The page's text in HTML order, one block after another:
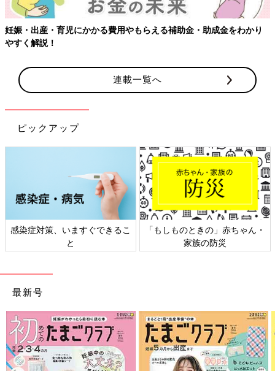
らえる補助金・助成金をわかり 【ワクチン接種できるものも】
連載一覧へ
ピックアップ
るこ
「もしものときの」赤ちゃん・
日本外来小児科学会リー
ト検討会
最新号